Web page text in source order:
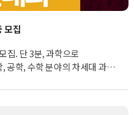
모집
집. 단 3분, 과학으로
학, 수학 분야의 차세대 과학
년부터 과학기술정보통신부